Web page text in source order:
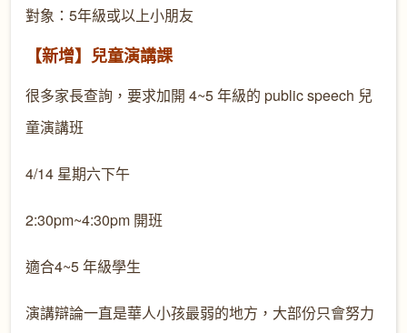
對象：5年級或以上小朋友
【新增】兒童演講課
很多家長查詢，要求加開 4~5 年級的 public speech 兒
童演講班
4/14 星期六下午
2:30pm~4:30pm 開班
適合4~5 年級學生
演講辯論一直是華人小孩最弱的地方，大部份只會努力